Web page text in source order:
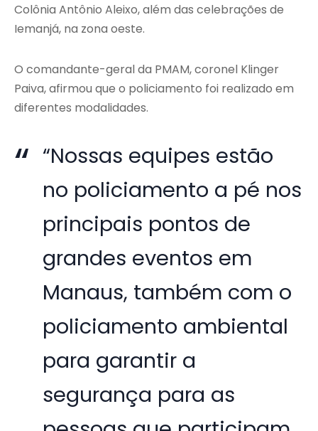
Colônia Antônio Aleixo, além das celebrações de
Iemanjá, na zona oeste.
O comandante-geral da PMAM, coronel Klinger
Paiva, afirmou que o policiamento foi realizado em
diferentes modalidades.
“Nossas equipes estão
no policiamento a pé nos
principais pontos de
grandes eventos em
Manaus, também com o
policiamento ambiental
para garantir a
segurança para as